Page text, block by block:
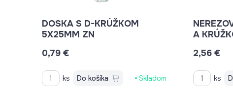
DOSKA S D-KRÚŽKOM
5X25MM ZN
0,79 €
ks Do košíka Skladom
A
2,56 €
ks